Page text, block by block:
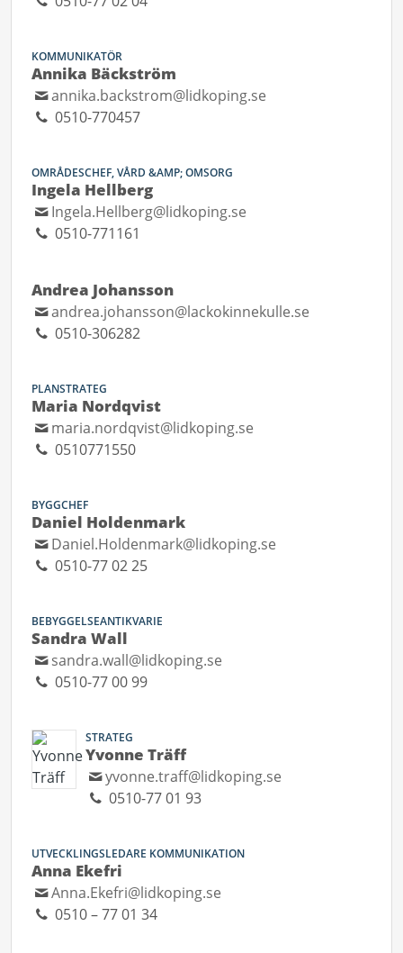
KOMMUNIKATÖR
Annika Bäckström
annika.backstrom@lidkoping.se
0510-770457
OMRÅDESCHEF, VÅRD &AMP; OMSORG
Ingela Hellberg
Ingela.Hellberg@lidkoping.se
0510-771161
Andrea Johansson
andrea.johansson@lackokinnekulle.se
0510-306282
PLANSTRATEG
Maria Nordqvist
maria.nordqvist@lidkoping.se
0510771550
BYGGCHEF
Daniel Holdenmark
Daniel.Holdenmark@lidkoping.se
0510-77 02 25
BEBYGGELSEANTIKVARIE
Sandra Wall
sandra.wall@lidkoping.se
0510-77 00 99
STRATEG
Yvonne Träff
yvonne.traff@lidkoping.se
0510-77 01 93
UTVECKLINGSLEDARE KOMMUNIKATION
Anna Ekefri
Anna.Ekefri@lidkoping.se
0510 – 77 01 34